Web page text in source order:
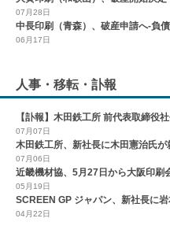
07月28日
中長印刷（青森）、破産申請へ-負
06月17日
人事・移転・訃報
【訃報】木田鉄工所 前代表取締役
07月07日
木田鉄工所、新社長に木田憲治氏が
07月06日
近畿機材協、5月27日から大阪印刷
05月19日
SCREEN GP ジャパン、新社長に
04月22日